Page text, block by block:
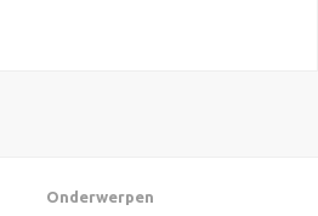
Onderwerpen